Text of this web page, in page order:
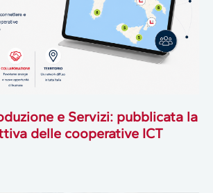
e Servizi: pubblicata la
delle cooperative ICT